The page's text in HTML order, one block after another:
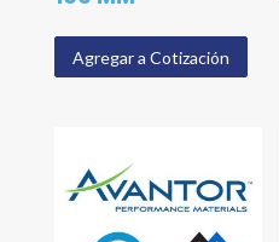
Agregar a Cotización